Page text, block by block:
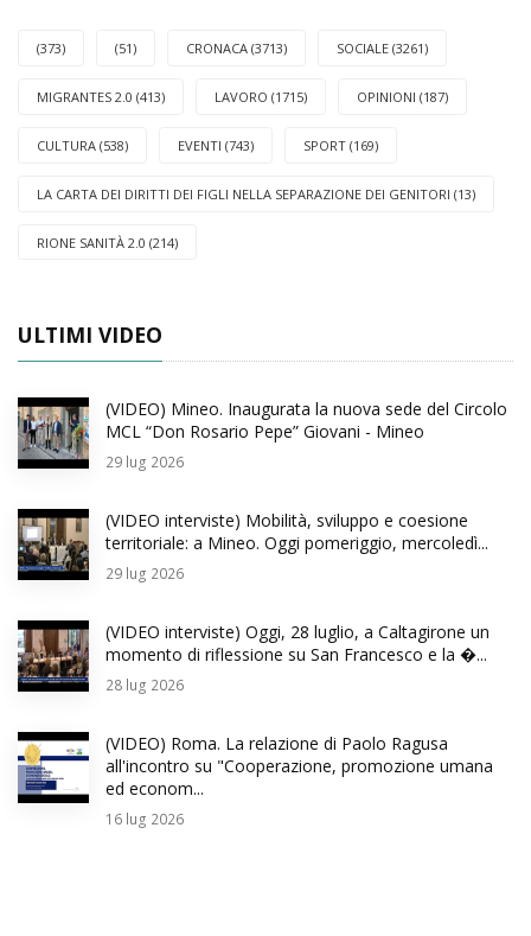
(373) (51) CRONACA (3713) SOCIALE (3261)
MIGRANTES 2.0 (413) LAVORO (1715) OPINIONI (187)
CULTURA (538) EVENTI (743) SPORT (169)
LA CARTA DEI DIRITTI DEI FIGLI NELLA SEPARAZIONE DEI GENITORI (13)
RIONE SANITÀ 2.0 (214)
ULTIMI VIDEO
(VIDEO) Mineo. Inaugurata la nuova sede del Circolo
MCL “Don Rosario Pepe” Giovani - Mineo
29 lug 2026
(VIDEO interviste) Mobilità, sviluppo e coesione
territoriale: a Mineo. Oggi pomeriggio, mercoledì...
29 lug 2026
(VIDEO interviste) Oggi, 28 luglio, a Caltagirone un
momento di riflessione su San Francesco e la �...
28 lug 2026
(VIDEO) Roma. La relazione di Paolo Ragusa
all'incontro su "Cooperazione, promozione umana
ed econom...
16 lug 2026